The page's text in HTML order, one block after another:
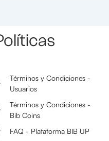
Términos y Condiciones -
Usuarios
Términos y Condiciones -
Bib Coins
FAQ - Plataforma BIB UP